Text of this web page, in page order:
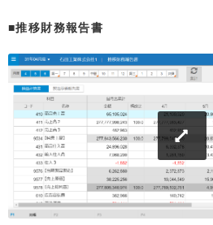
■推移財務報告書